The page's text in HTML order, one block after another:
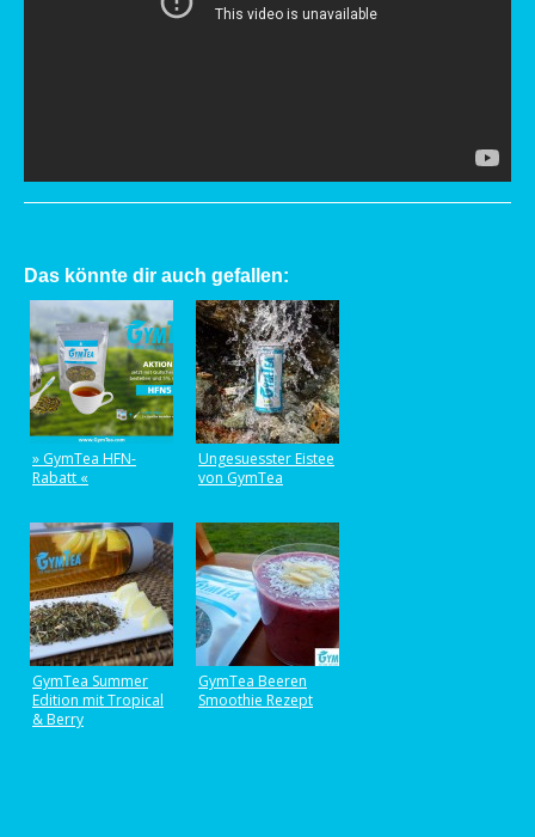
Das könnte dir auch gefallen:
» GymTea HFN-
Rabatt «
Ungesuesster Eistee
von GymTea
GymTea Summer
Edition mit Tropical
& Berry
GymTea Beeren
Smoothie Rezept